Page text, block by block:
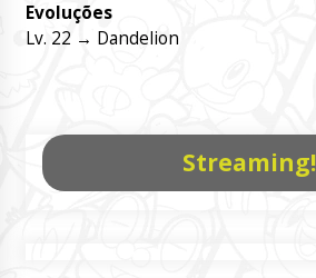
Evoluções
Lv. 22 → Dandelion
Streaming!